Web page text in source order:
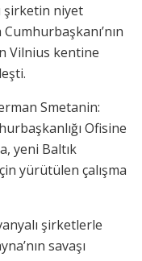
şirketin niyet
Vilnius kentine
Smetanin:
Ofisine
yeni Baltık
yürütülen çalışma
şirketlerle
savaşı